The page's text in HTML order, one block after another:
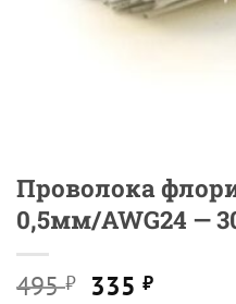
Проволока
0,5мм/AWG24 —
495₽ 335₽Текущая